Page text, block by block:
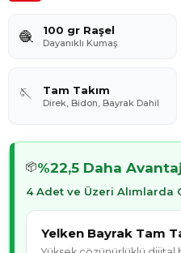
🧶 100 gr Raşel
Dayanıklı Kumaş
🪡 Tam Takım
Direk, Bidon, Bayrak Dahil
📦%22,5 Daha
4 Adet ve Üzeri Alımlarda
Yelken Bayrak Tam